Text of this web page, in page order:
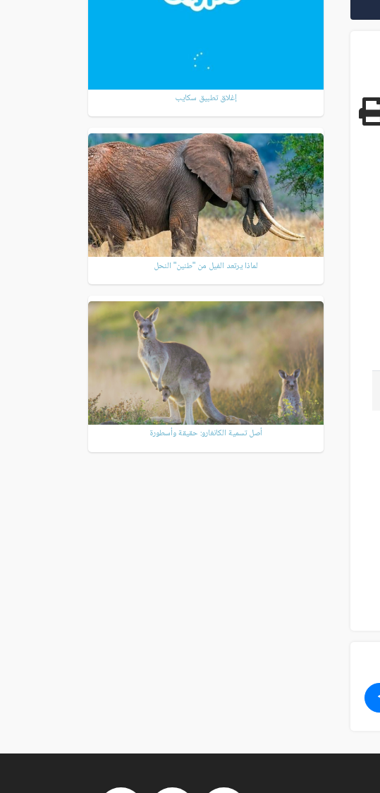
إغلاق تطبيق سكايب
لماذا يرتعد الفيل من "طنين" النحل
أصل تسمية الكانغارو: حقيقة وأسطورة